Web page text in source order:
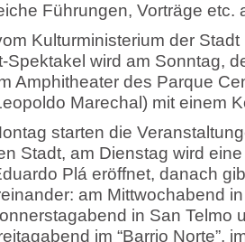
Führungen, Vorträge etc.
Kulturministerium der
Spektakel wird am Sonntag,
Amphitheater des Parque
Marechal) mit einem
starten die
Stadt, am Dienstag wird
Plá eröffnet, danach
am Mittwochabend
in San Telmo
im “Barrio Norte”,